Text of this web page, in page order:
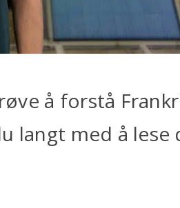
å forstå
langt med å lese